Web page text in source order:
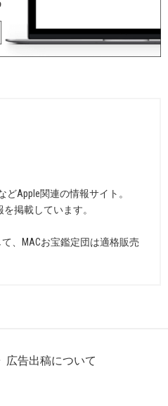
どApple関連の情報サイト。
掲載しています。
、MACお宝鑑定団は適格販売
広告出稿について